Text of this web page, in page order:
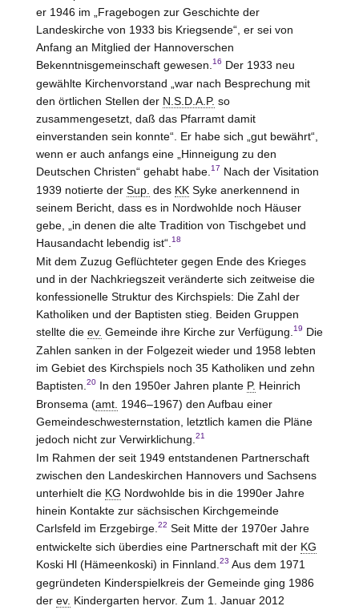
er 1946 im „Fragebogen zur Geschichte der
Landeskirche von 1933 bis Kriegsende“, er sei von
Anfang an Mitglied der Hannoverschen
Bekenntnisgemeinschaft gewesen. 16 Der 1933 neu
gewählte Kirchenvorstand „war nach Besprechung mit
den örtlichen Stellen der N.S.D.A.P. so
zusammengesetzt, daß das Pfarramt damit
einverstanden sein konnte“. Er habe sich „gut bewährt“,
wenn er auch anfangs eine „Hinneigung zu den
Deutschen Christen“ gehabt habe. 17 Nach der Visitation
1939 notierte der Sup. des KK Sykeanerkennend in
seinem Bericht, dass es in Nordwohlde noch Häuser
gebe, „in denen die alte Tradition von Tischgebet und
Hausandacht lebendig ist“. 18
Mit dem Zuzug Geflüchteter gegen Ende des Krieges
und in der Nachkriegszeit veränderte sich zeitweise die
konfessionelle Struktur des Kirchspiels: Die Zahl der
Katholiken und der Baptisten stieg. Beiden Gruppen
stellte die ev. Gemeinde ihre Kirche zur Verfügung. 19 Die
Zahlen sanken in der Folgezeit wieder und 1958 lebten
im Gebiet des Kirchspiels noch 35 Katholiken und zehn
Baptisten. 20In den 1950er Jahren plante P. Heinrich
Bronsema (amt. 1946–1967) den Aufbau einer
Gemeindeschwesternstation, letztlich kamen die Pläne
jedoch nicht zur Verwirklichung. 21
Im Rahmen der seit 1949 entstandenen Partnerschaft
zwischen den Landeskirchen Hannovers und Sachsens
unterhielt die KG Nordwohlde bis in die 1990er Jahre
hinein Kontakte zur sächsischen Kirchgemeinde
Carlsfeld im Erzgebirge. 22 Seit Mitte der 1970er Jahre
entwickelte sich überdies eine Partnerschaft mit der KG
Koski Hl (Hämeenkoski) in Finnland. 23 Aus dem 1971
gegründeten Kinderspielkreis der Gemeinde ging 1986
der ev. Kindergarten hervor. Zum 1. Januar 2012